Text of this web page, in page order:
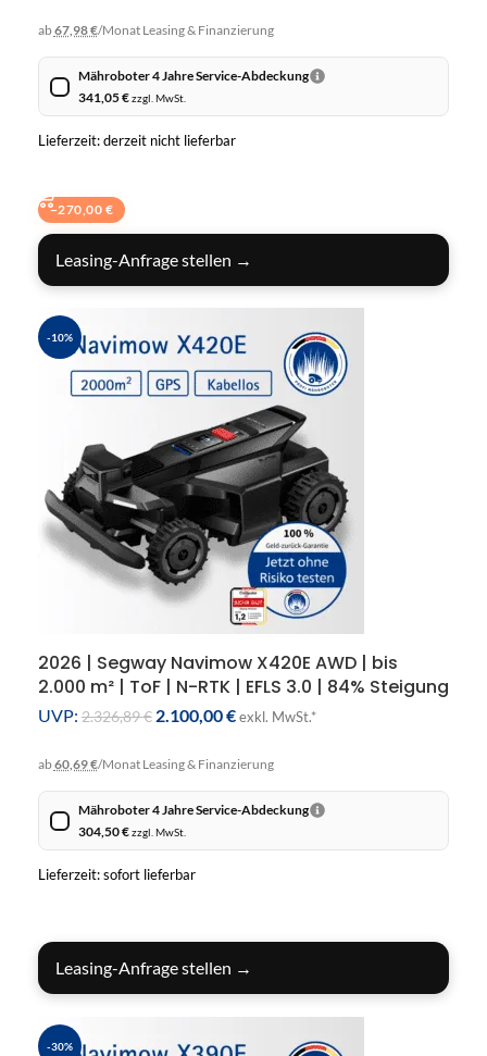
ab67,98 €/Monat Leasing & Finanzierung
Mähroboter 4 Jahre Service-Abdeckung
341,05€zzgl. MwSt.
Lieferzeit: derzeit nicht lieferbar
−270,00 €
Leasing-Anfrage stellen →
-10%
2026 | Segway Navimow X420E AWD | bis
2.000 m² | ToF | N-RTK | EFLS 3.0 | 84% Steigung
UVP: 2.326,89€ 2.100,00€ exkl. MwSt.*
ab60,69 €/Monat Leasing & Finanzierung
Mähroboter 4 Jahre Service-Abdeckung
304,50€zzgl. MwSt.
Lieferzeit: sofort lieferbar
Leasing-Anfrage stellen →
-30%